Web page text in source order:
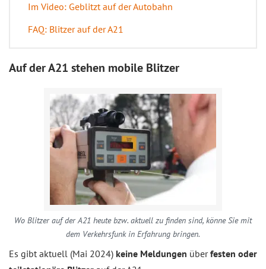
Im Video: Geblitzt auf der Autobahn
FAQ: Blitzer auf der A21
Auf der A21 stehen mobile Blitzer
Wo Blitzer auf der A21 heute bzw. aktuell zu finden sind, könne Sie mit
dem Verkehrsfunk in Erfahrung bringen.
Es gibt aktuell (Mai 2024) keine Meldungen überfesten oder